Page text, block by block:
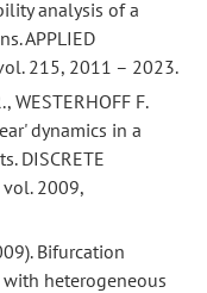
analysis of a
APPLIED
215, 2011 – 2023.
WESTERHOFF F.
dynamics in a
DISCRETE
vol. 2009,
Bifurcation
heterogeneous